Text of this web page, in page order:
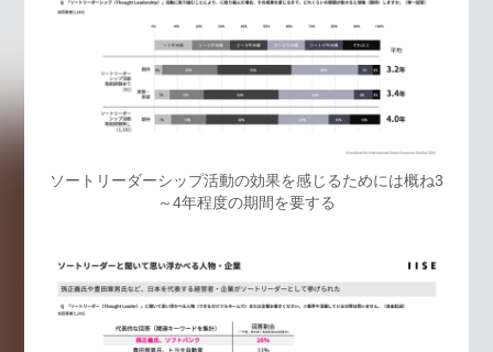
ソートリーダーシップ活動の効果を感じるためには概ね3
～4年程度の期間を要する